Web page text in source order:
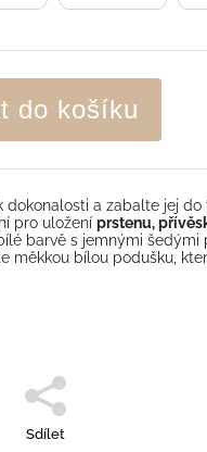
do košíku
dokonalosti a zabalte jej do
pro uložení prstenu,
barvě s jemnými
měkkou bílou podušku,
Sdílet